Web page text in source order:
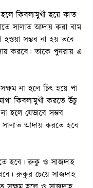
কিবলামুখী হয়ে কাত
সালাত আদায় করা বাম
হওয়া সম্ভব না হয় তবে
করবে। তাকে পুনরায় এ
না হলে চিৎ হয়ে পা
কিবলামুখী করতে উঁচু
হলে যেভাবে সম্ভব
আদায় করতে হবে
হবে। রুকু ও সাজদাহ
রুকুর চেয়ে সাজদাহ